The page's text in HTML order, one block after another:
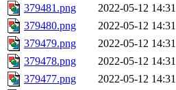
379481.png
2022-05-12 14:31
379480.png
2022-05-12 14:31
379479.png
2022-05-12 14:31
379478.png
2022-05-12 14:31
379477.png
2022-05-12 14:31